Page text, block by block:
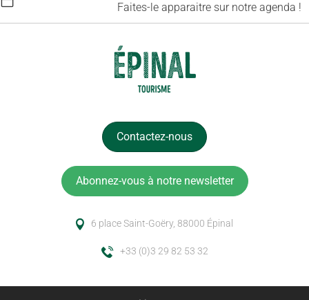
Faites-le apparaitre sur notre agenda !
Contactez-nous
Abonnez-vous à notre newsletter
6 place Saint-Goëry, 88000 Épinal
+33 (0)3 29 82 53 32